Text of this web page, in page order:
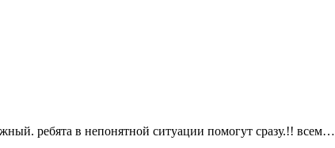
ребята в непонятной ситуации помогут сразу.!! всем…